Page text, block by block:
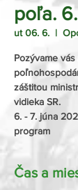
poľa.
ut 06. 6.
  |
Pozývame
záštitou
vidieka SR.
6. - 7. júna
program
Čas a